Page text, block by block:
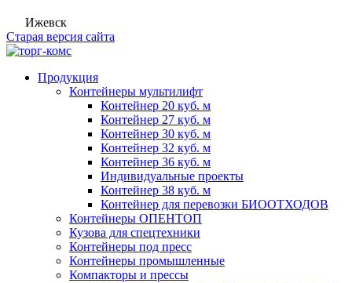
Ижевск
Старая версия сайта
Продукция
Контейнеры мультилифт
Контейнер 20 куб. м
Контейнер 27 куб. м
Контейнер 30 куб. м
Контейнер 32 куб. м
Контейнер 36 куб. м
Индивидуальные проекты
Контейнер 38 куб. м
Контейнер для перевозки БИООТХОДОВ
Контейнеры ОПЕНТОП
Кузова для спецтехники
Контейнеры под пресс
Контейнеры промышленные
Компакторы и прессы